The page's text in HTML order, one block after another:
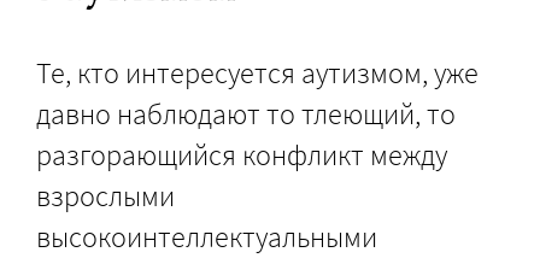
Те, кто интересуется аутизмом, уже
давно наблюдают то тлеющий, то
разгорающийся конфликт между
взрослыми
высокоинтеллектуальными